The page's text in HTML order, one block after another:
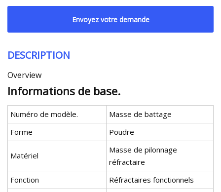
Envoyez votre demande
DESCRIPTION
Overview
Informations de base.
Numéro de modèle.
Masse de battage
Forme
Poudre
Matériel
Masse de pilonnage
réfractaire
Fonction
Réfractaires fonctionnels